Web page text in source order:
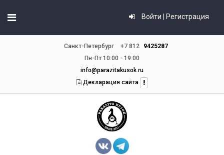
Войти | Регистрация
Санкт-Петербург +7 812
9425287
Пн-Пт 10:00 - 19:00
info@parazitakusok.ru
Декларация сайта